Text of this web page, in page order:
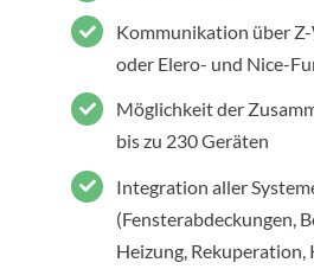
Kommunikation über
oder Elero- und Nice-
Möglichkeit der
bis zu 230 Geräten
Integration aller
(Fensterabdeckungen,
Heizung, Rekuperation,